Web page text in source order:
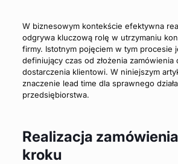
W biznesowym kontekście efektywna
odgrywa kluczową rolę w utrzymaniu
firmy. Istotnym pojęciem w tym procesie
definiujący czas od złożenia zamówienia
dostarczenia klientowi. W niniejszym
znaczenie lead time dla sprawnego
przedsiębiorstwa.
Realizacja
kroku